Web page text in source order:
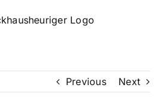
Previous Next